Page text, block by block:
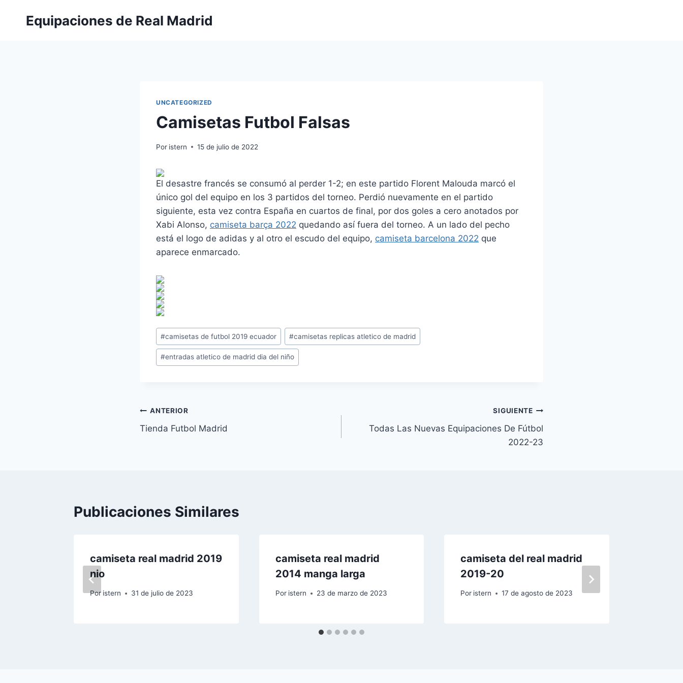
Equipaciones de Real Madrid
UNCATEGORIZED
Camisetas Futbol Falsas
Por istern 15 de julio de 2022
El desastre francés se consumó al perder 1-2; en este partido Florent Malouda marcó el
único gol del equipo en los 3 partidos del torneo. Perdió nuevamente en el partido
siguiente, esta vez contra España en cuartos de final, por dos goles a cero anotados por
Xabi Alonso, camiseta barça 2022 quedando así fuera del torneo. A un lado del pecho
está el logo de adidas y al otro el escudo del equipo, camiseta barcelona 2022 que
aparece enmarcado.
Etiquetas
de
la
#camisetas de futbol 2019 ecuador #camisetas replicas atletico de madrid
#entradas atletico de madrid dia del niño
Navegación
de
ANTERIOR
Tienda Futbol Madrid
SIGUIENTE
Todas Las Nuevas Equipaciones De Fútbol
2022-23
Publicaciones Similares
camiseta real madrid 2019
nio
Por istern 31 de julio de 2023
camiseta real madrid
2014 manga larga
Por istern 23 de marzo de 2023
camiseta del real madrid
2019-20
Por istern 17 de agosto de 2023